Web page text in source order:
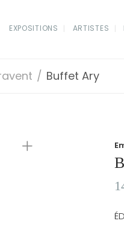
EXPOSITIONS ARTISTES
/ Buffet Ary